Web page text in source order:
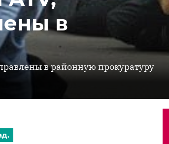
в
в районную прокуратуру